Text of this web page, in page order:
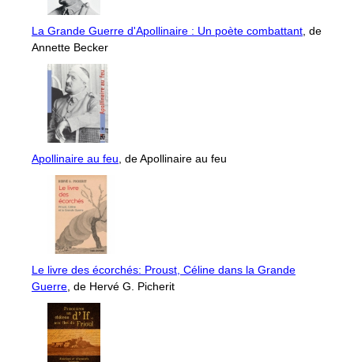
La Grande Guerre d'Apollinaire : Un poète combattant , de
Annette Becker
Apollinaire au feu , de Apollinaire au feu
Le livre des écorchés: Proust, Céline dans la Grande
Guerre , de Hervé G. Picherit